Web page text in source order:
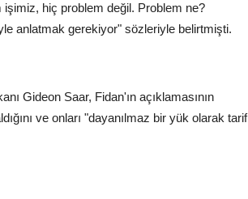
işimiz, hiç problem değil. Problem ne?
anlatmak gerekiyor" sözleriyle belirtmişti.
Gideon Saar, Fidan'ın açıklamasının
ve onları "dayanılmaz bir yük olarak tarif